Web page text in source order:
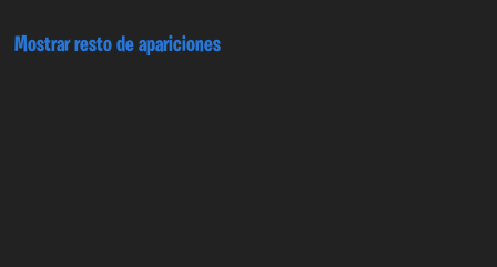
Mostrar resto de apariciones